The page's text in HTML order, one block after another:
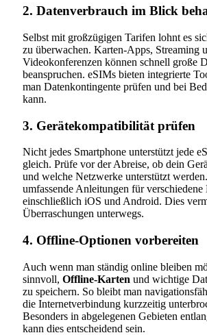
2. Datenverbrauch im Blick
Selbst mit großzügigen Tarifen lohnt es
zu überwachen. Karten-Apps, Streaming
Videokonferenzen können schnell große
beanspruchen. eSIMs bieten integrierte
man Datenkontingente prüfen und bei
kann.
3. Gerätekompatibilität prüfen
Nicht jedes Smartphone unterstützt jede
gleich. Prüfe vor der Abreise, ob dein
und welche Netzwerke unterstützt
umfassende Anleitungen für verschiedene
einschließlich iOS und Android. Dies
Überraschungen unterwegs.
4. Offline-Optionen vorbereiten
Auch wenn man ständig online bleiben
sinnvoll, Offline-Karten und wichtige
zu speichern. So bleibt man
die Internetverbindung kurzzeitig
Besonders in abgelegenen Gebieten
kann dies entscheidend sein.